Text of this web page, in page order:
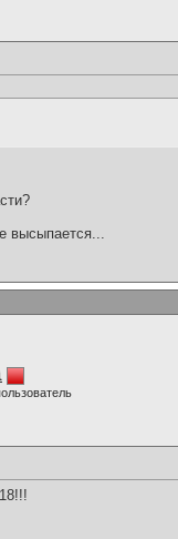
высыпается...